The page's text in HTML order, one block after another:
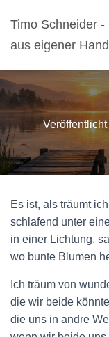
Timo Schneider
aus eigener Hand
Veröffentlicht
Es ist, als träumt
schlafend unter
in einer Lichtung,
wo bunte Blumen
Ich träum von
die wir beide
die uns in andre